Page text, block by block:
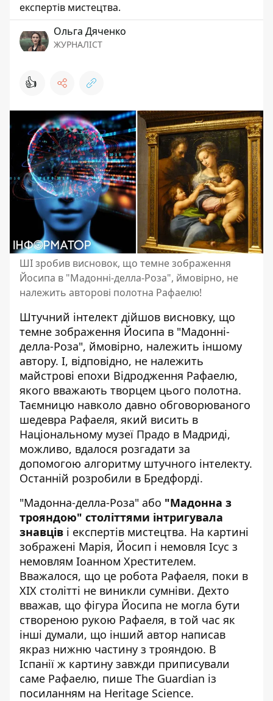
експертів мистецтва.
Ольга Дяченко
ЖУРНАЛІСТ
👍
ШІ зробив висновок, що темне зображення
Йосипа в "Мадонні-делла-Роза", ймовірно, не
належить авторові полотна Рафаелю!
Штучний інтелект дійшов висновку, що
темне зображення Йосипа в "Мадонні-
делла-Роза", ймовірно, належить іншому
автору. І, відповідно, не належить
майстрові епохи Відродження Рафаелю,
якого вважають творцем цього полотна.
Таємницю навколо давно обговорюваного
шедевра Рафаеля, який висить в
Національному музеї Прадо в Мадриді,
можливо, вдалося розгадати за
допомогою алгоритму штучного інтелекту.
Останній розробили в Бредфорді.
"Мадонна-делла-Роза" або "Мадонна з
трояндою" століттями інтригувала
знавців і експертів мистецтва. На картині
зображені Марія, Йосип і немовля Ісус з
немовлям Іоанном Хрестителем.
Вважалося, що це робота Рафаеля, поки в
XIX столітті не виникли сумніви. Дехто
вважав, що фігура Йосипа не могла бути
створеною рукою Рафаеля, в той час як
інші думали, що інший автор написав
якраз нижню частину з трояндою. В
Іспанії ж картину завжди приписували
саме Рафаелю, пише The Guardian із
посиланням на Heritage Science.